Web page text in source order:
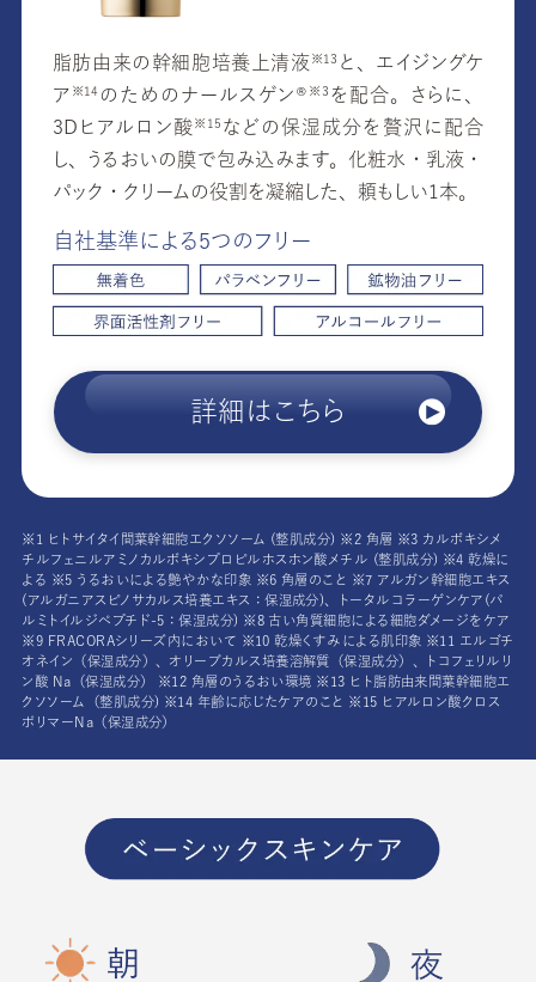
脂肪由来の幹細胞培養上清液 ※13 と、エイジングケ
ア ※14 のためのナールスゲン® ※3 を配合。さらに、
3Dヒアルロン酸 ※15 などの保湿成分を贅沢に配合
し、うるおいの膜で包み込みます。化粧水・乳液・
パック・クリームの役割を凝縮した、頼もしい1本。
自社基準による5つのフリー
詳細はこちら
※1 ヒトサイタイ間葉幹細胞エクソソーム (整肌成分) ※2 角層 ※3 カルボキシメ
チルフェニルアミノカルボキシプロピルホスホン酸メチル (整肌成分) ※4 乾燥に
よる ※5 うるおいによる艶やかな印象 ※6 角層のこと ※7 アルガン幹細胞エキス
(アルガニアスピノサカルス培養エキス：保湿成分)、トータルコラーゲンケア(パ
ルミトイルジペプチド-5：保湿成分) ※8 古い角質細胞による細胞ダメージをケア
※9 FRACORAシリーズ内において ※10 乾燥くすみによる肌印象 ※11 エルゴチ
オネイン（保湿成分）、オリーブカルス培養溶解質（保湿成分）、トコフェリルリ
ン酸 Na（保湿成分） ※12 角層のうるおい環境 ※13 ヒト脂肪由来間葉幹細胞エ
クソソーム（整肌成分) ※14 年齢に応じたケアのこと ※15 ヒアルロン酸クロス
ポリマーNa（保湿成分）